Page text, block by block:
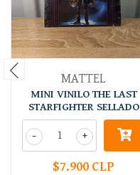
MATTEL
MINI VINILO THE LAST
STARFIGHTER SELLADO
+
-
$7.900 CLP